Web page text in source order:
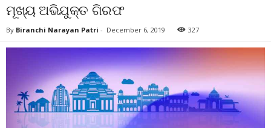
ମୂଖ୍ୟ ଅଭିଯୁକ୍ତ ଗିରଫ
By Biranchi Narayan Patri - December 6, 2019 327